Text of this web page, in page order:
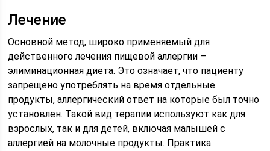
Лечение
Основной метод, широко применяемый для
действенного лечения пищевой аллергии –
элиминационная диета. Это означает, что пациенту
запрещено употреблять на время отдельные
продукты, аллергический ответ на которые был точно
установлен. Такой вид терапии используют как для
взрослых, так и для детей, включая малышей с
аллергией на молочные продукты. Практика